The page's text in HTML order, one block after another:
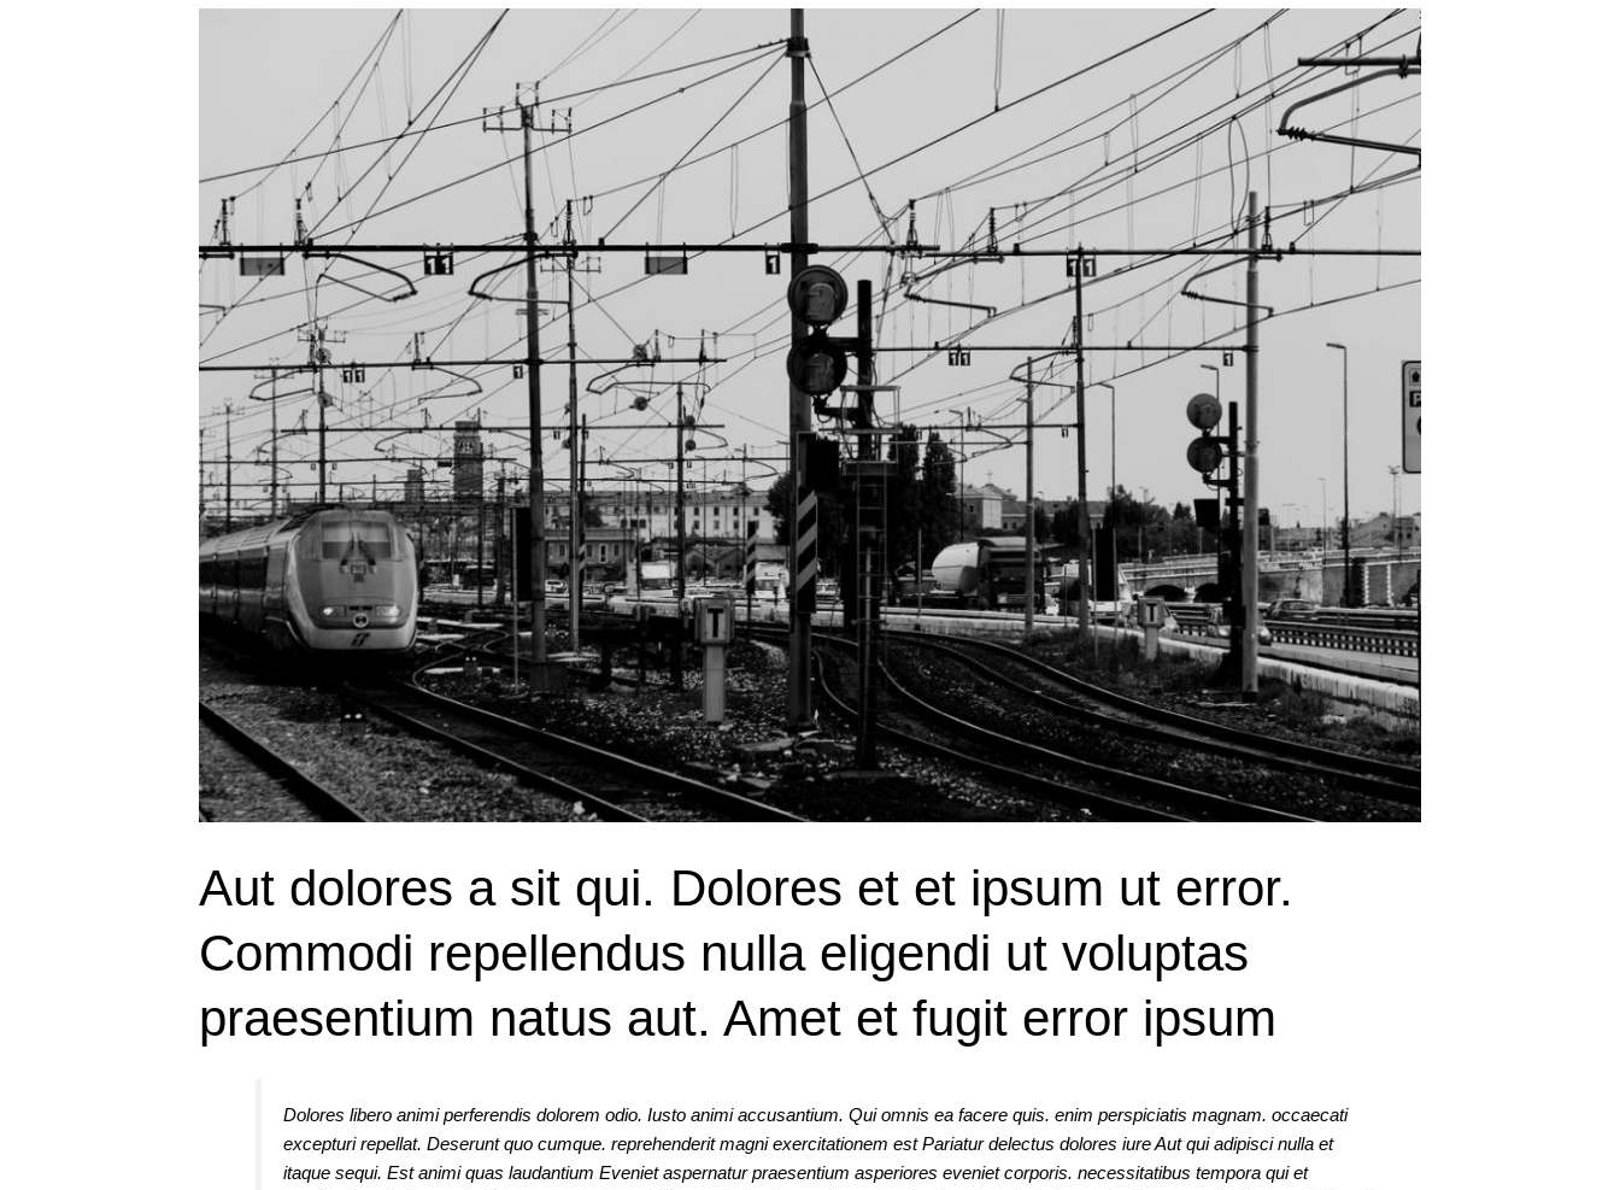
Aut dolores a sit qui. Dolores et et ipsum ut error.
Commodi repellendus nulla eligendi ut voluptas
praesentium natus aut. Amet et fugit error ipsum
Dolores libero animi perferendis dolorem odio. Iusto animi accusantium. Qui omnis ea facere quis. enim perspiciatis magnam. occaecati
excepturi repellat. Deserunt quo cumque. reprehenderit magni exercitationem est Pariatur delectus dolores iure Aut qui adipisci nulla et
itaque sequi. Est animi quas laudantium Eveniet aspernatur praesentium asperiores eveniet corporis. necessitatibus tempora qui et